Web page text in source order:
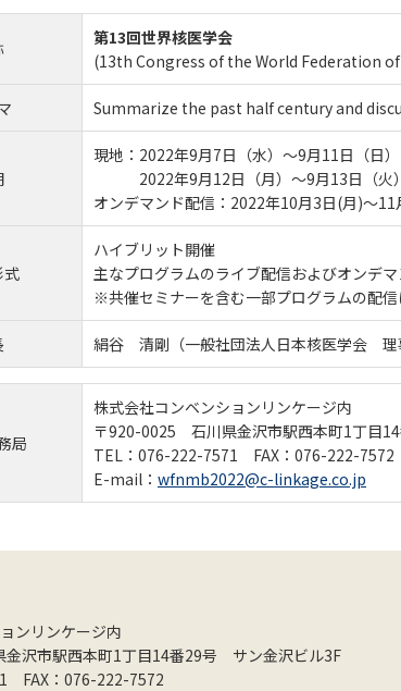
第13回世界核医学会
(13th Congress of the World Federation
Summarize the past half century and
現地：2022年9月7日（水）～9月11日（日
2022年9月12日（月）～9月13日（火
オンデマンド配信：2022年10月3日(月)～11
式
ハイブリット開催
主なプログラムのライブ配信およびオンデマ
※共催セミナーを含む一部プログラムの配信
絹谷 清剛（一般社団法人日本核医学会 理
局
株式会社コンベンションリンケージ内
〒920-0025 石川県金沢市駅西本町1丁目
TEL：076-222-7571 FAX：076-222-7572
E-mail： wfnmb2022@c-linkage.co.jp
ンリンケージ内
沢市駅西本町1丁目14番29号 サン金沢ビル3F
FAX：076-222-7572